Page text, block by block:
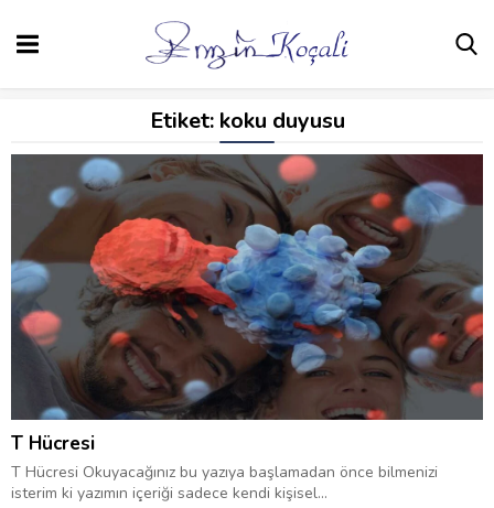
Etiket: koku duyusu
T Hücresi
T Hücresi Okuyacağınız bu yazıya başlamadan önce bilmenizi
isterim ki yazımın içeriği sadece kendi kişisel...